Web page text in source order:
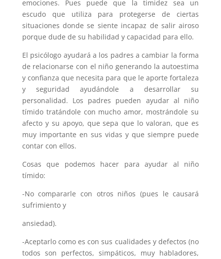
emociones. Pues puede que la timidez sea un
escudo que utiliza para protegerse de ciertas
situaciones donde se siente incapaz de salir airoso
porque dude de su habilidad y capacidad para ello.
El psicólogo ayudará a los padres a cambiar la forma
de relacionarse con el niño generando la autoestima
y confianza que necesita para que le aporte fortaleza
y seguridad ayudándole a desarrollar su
personalidad. Los padres pueden ayudar al niño
tímido tratándole con mucho amor, mostrándole su
afecto y su apoyo, que sepa que lo valoran, que es
muy importante en sus vidas y que siempre puede
contar con ellos.
Cosas que podemos hacer para ayudar al niño
tímido:
-No compararle con otros niños (pues le causará
sufrimiento y
ansiedad).
-Aceptarlo como es con sus cualidades y defectos (no
todos son perfectos, simpáticos, muy habladores,